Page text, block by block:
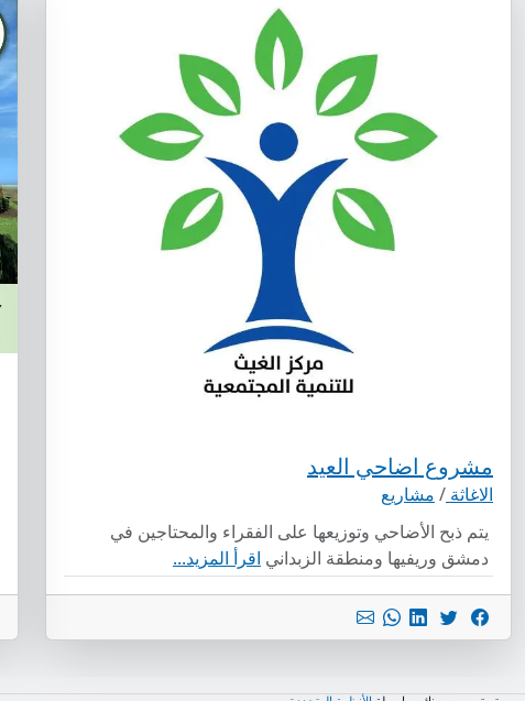
مشروع اضاحي العيد
الاغاثة / مشاريع
يتم ذبح الأضاحي وتوزيعها على الفقراء والمحتاجين في
دمشق وريفيها ومنطقة الزبداني اقرأ المزيد...